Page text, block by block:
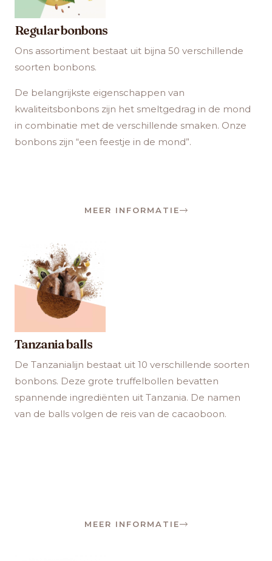
Regular bonbons
Ons assortiment bestaat uit bijna 50 verschillende
soorten bonbons.
De belangrijkste eigenschappen van
kwaliteitsbonbons zijn het smeltgedrag in de mond
in combinatie met de verschillende smaken. Onze
bonbons zijn “een feestje in de mond”.
MEER INFORMATIE
Tanzania balls
De Tanzanialijn bestaat uit 10 verschillende soorten
bonbons. Deze grote truffelbollen bevatten
spannende ingrediënten uit Tanzania. De namen
van de balls volgen de reis van de cacaoboon.
MEER INFORMATIE